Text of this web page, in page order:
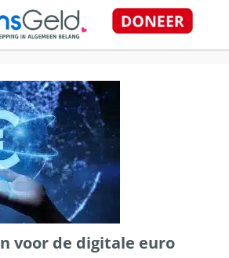
voor de digitale euro